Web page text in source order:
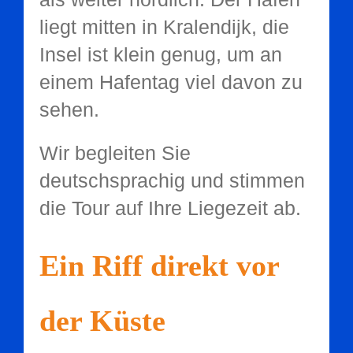
liegt mitten in Kralendijk, die
Insel ist klein genug, um an
einem Hafentag viel davon zu
sehen.
Wir begleiten Sie
deutschsprachig und stimmen
die Tour auf Ihre Liegezeit ab.
Ein Riff direkt vor
der Küste